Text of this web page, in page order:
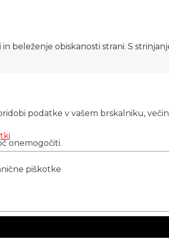
beleženje obiskanosti strani. S
podatke v vašem brskalniku,
onemogočiti.
piškotke